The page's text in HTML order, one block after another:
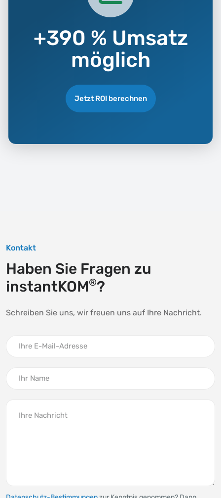
+390 % Umsatz
möglich
Jetzt ROI berechnen
Kontakt
Haben Sie Fragen zu
instantKOM®?
Schreiben Sie uns, wir freuen uns auf Ihre Nachricht.
Ihre E-Mail-Adresse
Ihr Name
Ihre Nachricht